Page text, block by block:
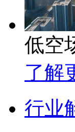
低空
了解
行业